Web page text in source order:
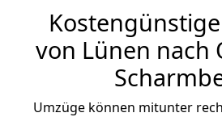
von Lünen nach
Umzüge können mitunter